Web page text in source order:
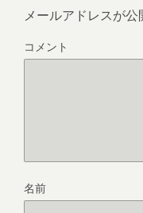
メールアドレスが公
コメント
名前